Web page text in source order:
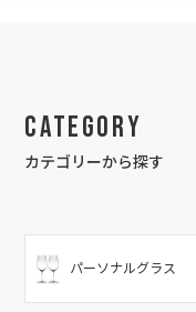
Category
カテゴリーから探す
パーソナルグラス